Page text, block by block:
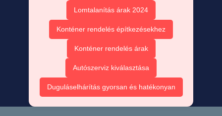
Lomtalanítás árak 2024
Konténer rendelés építkezésekhez
Konténer rendelés árak
Autószerviz kiválasztása
Duguláselhárítás gyorsan és hatékonyan